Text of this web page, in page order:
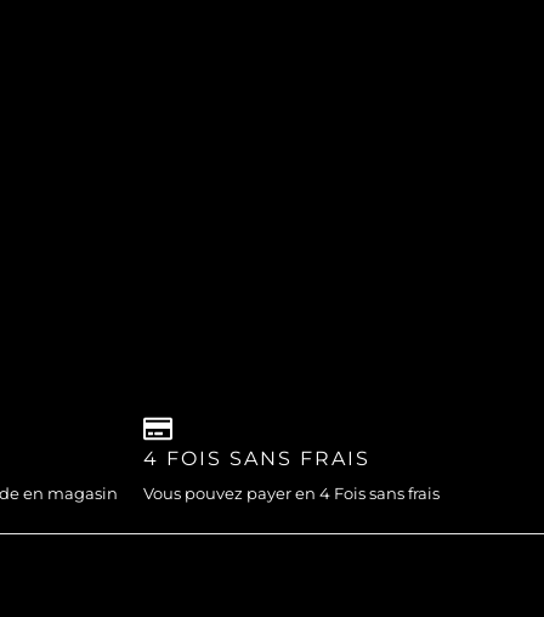
en magasin
4 FOIS SANS FRAIS
Vous pouvez payer en 4 Fois sans frais